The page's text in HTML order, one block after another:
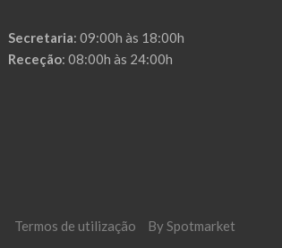
Secretaria: 09:00h às 18:00h
Receção: 08:00h às 24:00h
Termos de utilização By Spotmarket